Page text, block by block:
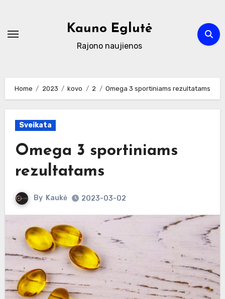
content
Kauno Eglutė
Rajono naujienos
Home 2023 kovo 2 Omega 3 sportiniams rezultatams
Sveikata
Omega 3 sportiniams
rezultatams
By Kaukė 2023-03-02